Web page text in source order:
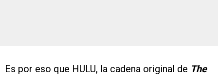
Es por eso que HULU, la cadena original de The